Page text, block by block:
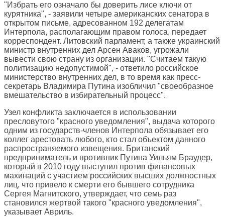
"Избрать его означало бы доверить лисе ключи от
курятника", - заявили четыре американских сенатора в
открытом письме, адресованном 192 делегатам
Интерпола, располагающим правом голоса, передает
корреспондент. Литовский парламент, а также украинский
министр внутренних дел Арсен Аваков, угрожали
вывести свою страну из организации. "Считаем такую
политизацию недопустимой", - ответило российское
министерство внутренних дел, в то время как пресс-
секретарь Владимира Путина изобличил "своеобразное
вмешательство в избирательный процесс".
Узел конфликта заключается в использовании
пресловутого "красного уведомления", выдача которого
одним из государств-членов Интерпола обязывает его
коллег арестовать любого, кто стал объектом данного
распространяемого извещения. Британский
предприниматель и противник Путина Уильям Браудер,
который в 2010 году выступил против финансовых
махинаций с участием российских высших должностных
лиц, что привело к смерти его бывшего сотрудника
Сергея Магнитского, утверждает, что семь раз
становился жертвой такого "красного уведомления",
указывает Авриль.